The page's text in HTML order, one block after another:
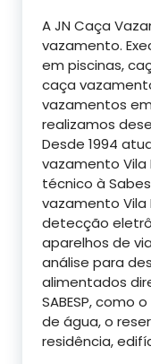
A JN Caça
vazamento.
em piscinas,
caça
vazamentos
realizamos
Desde 1994
vazamento Vila
técnico à
vazamento
detecção
aparelhos de
análise para
alimentados
SABESP, como
de água, o
residência,